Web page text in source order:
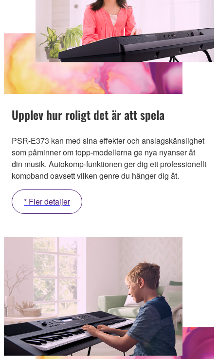
Upplev hur roligt det är att spela
PSR-E373 kan med sina effekter och anslagskänslighet
som påminner om topp-modellerna ge nya nyanser åt
din musik. Autokomp-funktionen ger dig ett professionellt
kompband oavsett vilken genre du hänger dig åt.
* Fler detaljer